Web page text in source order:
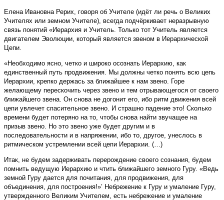
Елена Ивановна Рерих, говоря об Учителе (идёт ли речь о Великих
Учителях или земном Учителе), всегда подчёркивает неразрывную
связь понятий «Иерархия и Учитель. Только тот Учитель является
двигателем Эволюции, который является звеном в Иерархической
Цепи.
«Необходимо ясно, четко и широко осознать Иерархию, как
единственный путь продвижения. Мы должны четко понять всю цепь
Иерархии, крепко держась за ближайшее к нам звено. Горе
желающему перескочить через звено и тем отрывающегося от своего
ближайшего звена. Он снова не догонит его, ибо ритм движения всей
цепи увлечет спасительное звено. И страшно падение это! Сколько
времени будет потеряно на то, чтобы снова найти звучащее на
призыв звено. Но это звено уже будет другим и в
последовательности и в напряжении, ибо то, другое, унеслось в
ритмическом устремлении всей цепи Иерархии. (…)
Итак, не будем задерживать перерождение своего сознания, будем
помнить ведущую Иерархию и чтить ближайшего земного Гуру. «Ведь
земной Гуру дается для почитания, для продвижения, для
объединения, для построения!»’ Небрежение к Гуру и умаление Гуру,
утвержденного Великим Учителем, есть небрежение и умаление